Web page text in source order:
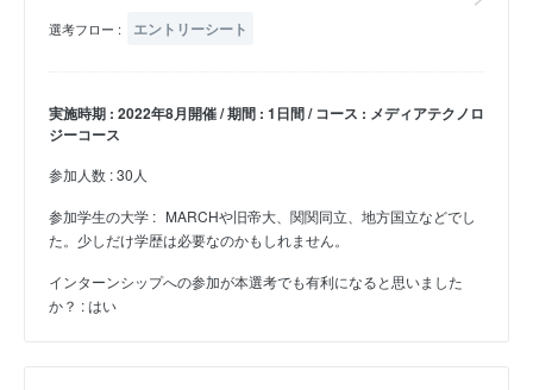
選考フロー : エントリーシート
実施時期 : 2022年8月開催 / 期間 : 1日間 / コース : メディアテクノロ
ジーコース
参加人数 : 30人
参加学生の大学 : MARCHや旧帝大、関関同立、地方国立などでし
た。少しだけ学歴は必要なのかもしれません。
インターンシップへの参加が本選考でも有利になると思いました
か？ : はい